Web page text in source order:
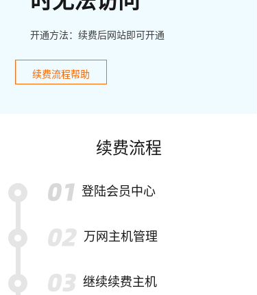
开通方法：续费后网站即可开通
续费流程帮助
续费流程
登陆会员中心
万网主机管理
继续续费主机